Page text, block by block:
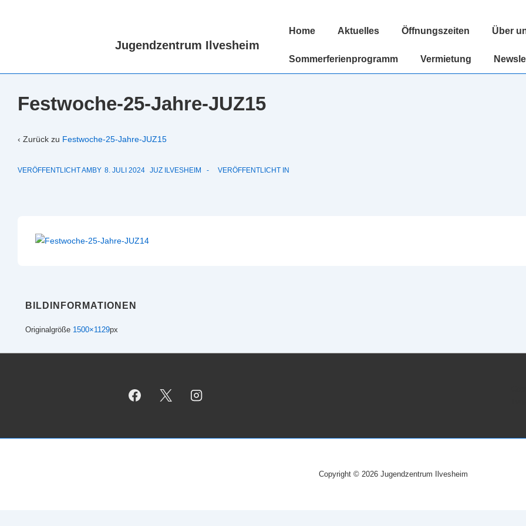
Jugendzentrum Ilvesheim
Home Aktuelles Öffnungszeiten Über
Sommerferienprogramm Vermietung
Festwoche-25-Jahre-JUZ15
‹ Zurück zu Festwoche-25-Jahre-JUZ15
VERÖFFENTLICHT AMBY 8. JULI 2024 JUZ ILVESHEIM VERÖFFENTLICHT IN
BILDINFORMATIONEN
Originalgröße 1500×1129px
Copyright © 2026 Jugendzentrum Ilvesheim